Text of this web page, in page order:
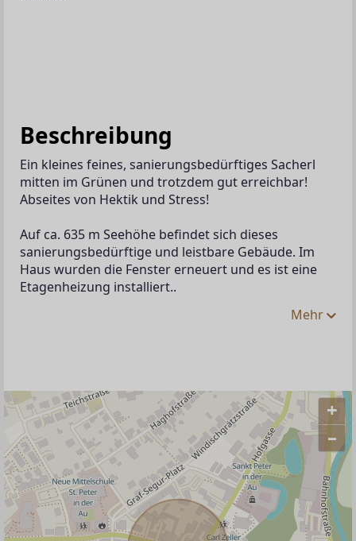
Beschreibung
Ein kleines feines, sanierungsbedürftiges Sacherl
mitten im Grünen und trotzdem gut erreichbar!
Abseites von Hektik und Stress!
Auf ca. 635 m Seehöhe befindet sich dieses
sanierungsbedürftige und leistbare Gebäude. Im
Haus wurden die Fenster erneuert und es ist eine
Etagenheizung installiert..
Mehr
+
–
ANBIETER KONTAKTIEREN